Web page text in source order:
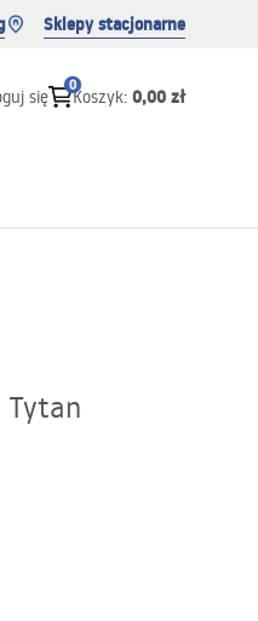
Sklepy stacjonarne
się
0
Koszyk: 0,00 zł
Tytan